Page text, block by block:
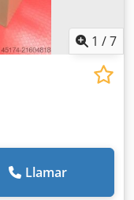
1 /7
Llamar